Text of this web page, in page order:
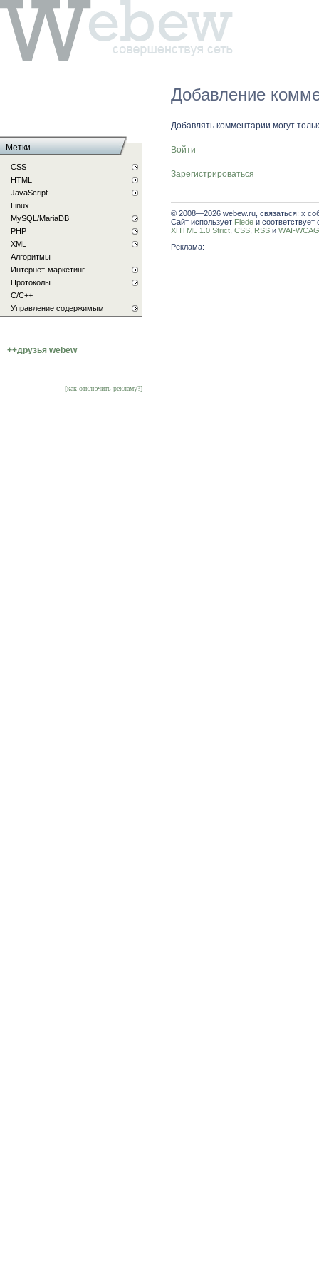
Добавление
Добавлять комментарии могут
Войти
Зарегистрироваться
© 2008—2026 webew.ru, связаться: x
Сайт использует Flede и соответствует
XHTML 1.0 Strict CSS RSS и WAI-
Реклама:
Метки
CSS
HTML
JavaScript
Linux
MySQL/MariaDB
PHP
XML
Алгоритмы
Интернет-маркетинг
Протоколы
С/C++
Управление содержимым
++друзья webew
[как отключить рекламу?]